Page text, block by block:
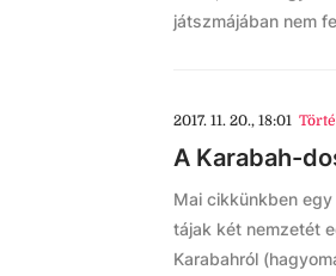
játszmájában nem
2017. 11. 20., 18:01
A Karabah-
Mai cikkünkben
tájak két nemzetét
Karabahról